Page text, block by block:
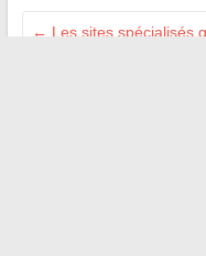
← Les sites spécialisés